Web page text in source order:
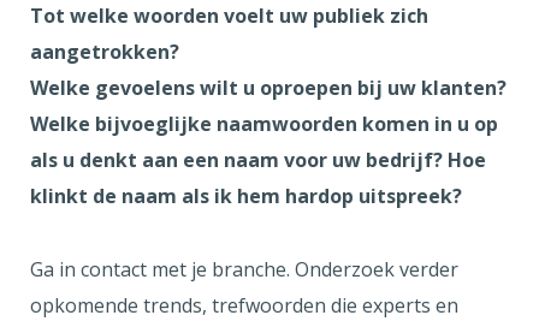
Tot welke woorden voelt uw publiek zich
aangetrokken?
Welke gevoelens wilt u oproepen bij uw klanten?
Welke bijvoeglijke naamwoorden komen in u op
als u denkt aan een naam voor uw bedrijf? Hoe
klinkt de naam als ik hem hardop uitspreek?
Ga in contact met je branche. Onderzoek verder
opkomende trends, trefwoorden die experts en